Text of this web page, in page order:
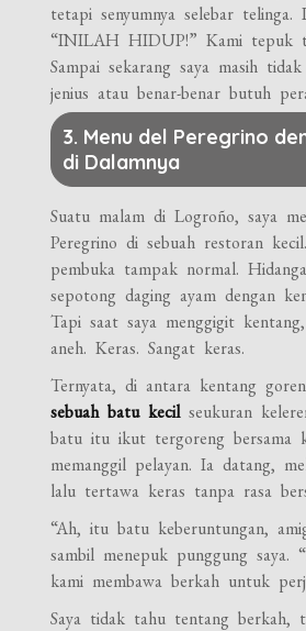
tetapi senyumnya selebar telinga.
“INILAH HIDUP!” Kami tepuk
Sampai sekarang saya masih
jenius atau benar-benar butuh
3. Menu del Peregrino
di Dalamnya
Suatu malam di Logroño, saya
Peregrino di sebuah restoran
pembuka tampak normal.
sepotong daging ayam dengan
Tapi saat saya menggigit
aneh. Keras. Sangat keras.
Ternyata, di antara kentang
sebuah batu kecilseukuran
batu itu ikut tergoreng bersama
memanggil pelayan. Ia datang,
lalu tertawa keras tanpa rasa
“Ah, itu batu keberuntungan,
sambil menepuk punggung saya.
kami membawa berkah untuk
Saya tidak tahu tentang berkah,